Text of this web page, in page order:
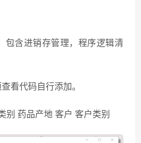
包含进销存管理，程序逻辑清
看代码自行添加。
别 药品产地 客户 客户类别